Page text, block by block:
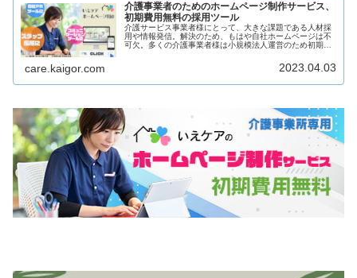
介護事業者のためのホームページ制作サービス、
初期費用無料の採用ツール
介護サービス事業者様にとって、大きな課題である人材採
用や情報発信。解決のため、もはや自社ホームページは不
可欠。多くの介護事業者様は小規模法人運営のため初期費
ージ制作サービス！コストを抑えて効果的な人材採用を。
care.kaigor.com 2023.04.03